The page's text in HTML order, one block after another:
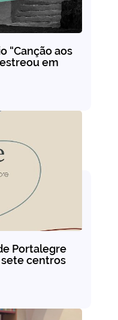
“Canção aos
em
Portalegre
centros